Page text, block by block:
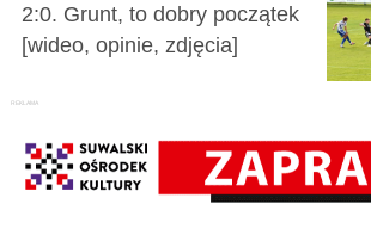
2:0. Grunt, to dobry początek
[wideo, opinie, zdjęcia]